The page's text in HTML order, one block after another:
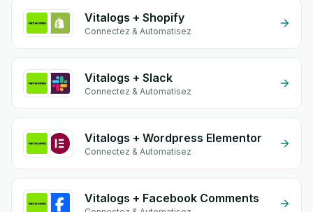
Vitalogs + Shopify
Connectez & Automatisez
Vitalogs + Slack
Connectez & Automatisez
Vitalogs + Wordpress Elementor
Connectez & Automatisez
Vitalogs + Facebook Comments